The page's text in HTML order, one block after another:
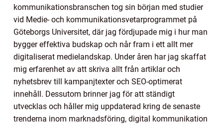
kommunikationsbranschen tog sin början med studier
vid Medie- och kommunikationsvetarprogrammet på
Göteborgs Universitet, där jag fördjupade mig i hur man
bygger effektiva budskap och når fram i ett allt mer
digitaliserat medielandskap. Under åren har jag skaffat
mig erfarenhet av att skriva allt från artiklar och
nyhetsbrev till kampanjtexter och SEO-optimerat
innehåll. Dessutom brinner jag för att ständigt
utvecklas och håller mig uppdaterad kring de senaste
trenderna inom marknadsföring, digital kommunikation